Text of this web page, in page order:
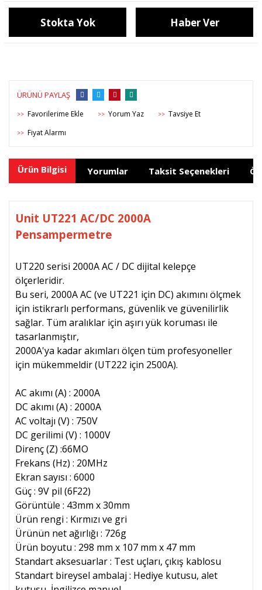
Stokta Yok Haber Ver
ÜRÜNÜ PAYLAŞ
>> >> Yorum Yaz >> Tavsiye Et
>> Fiyat Alarmı
Ürün Bilgisi Yorumlar Taksit Seçenekleri
Unit UT221 AC/DC 2000A
Pensampermetre
UT220 serisi 2000A AC / DC dijital kelepçe
ölçerleridir.
Bu seri, 2000A AC (ve UT221 için DC) akımını ölçmek
için istikrarlı performans, güvenlik ve güvenilirlik
sağlar. Tüm aralıklar için aşırı yük koruması ile
tasarlanmıştır,
2000A'ya kadar akımları ölçen tüm profesyoneller
için mükemmeldir (UT222 için 2500A).
AC akımı (A) : 2000A
DC akımı (A) : 2000A
AC voltajı (V) : 750V
DC gerilimi (V) : 1000V
Direnç (Z) :66MO
Frekans (Hz) : 20MHz
Ekran sayısı : 6000
Güç : 9V pil (6F22)
Görüntüle : 43mm x 30mm
Ürün rengi : Kırmızı ve gri
Ürünün net ağırlığı : 726g
Ürün boyutu : 298 mm x 107 mm x 47 mm
Standart aksesuarlar : Test uçları, çıkış kablosu
Standart bireysel ambalaj : Hediye kutusu, alet